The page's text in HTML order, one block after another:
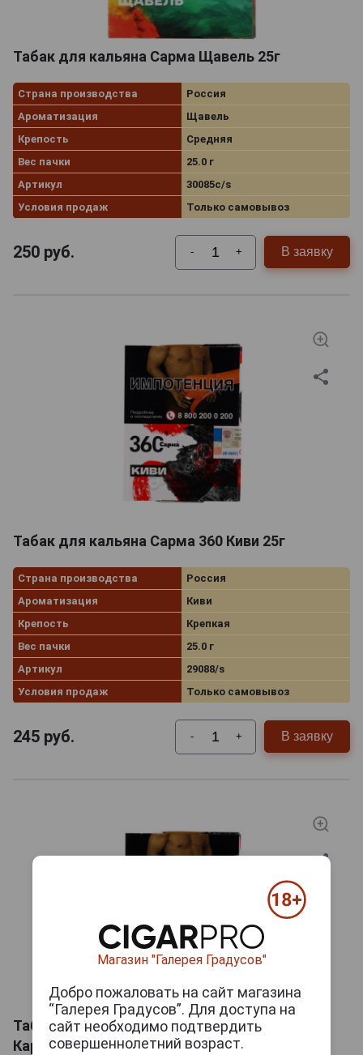
Табак для кальяна Сарма Щавель 25г
Страна производства
Россия
Ароматизация
Щавель
Крепость
Средняя
Вес пачки
25.0 г
Артикул
30085с/s
Условия продаж
Только самовывоз
250 руб. - + В заявку
Табак для кальяна Сарма 360 Киви 25г
Страна производства
Россия
Ароматизация
Киви
Крепость
Крепкая
Вес пачки
25.0 г
Артикул
29088/s
Условия продаж
Только самовывоз
245 руб. - + В заявку
Табак для кальяна Сарма 360 Яблоко
Карамель 25г
Магазин "Галерея Градусов"
Добро пожаловать на сайт магазина
“Галерея Градусов”. Для доступа на
сайт необходимо подтвердить
совершеннолетний возраст.